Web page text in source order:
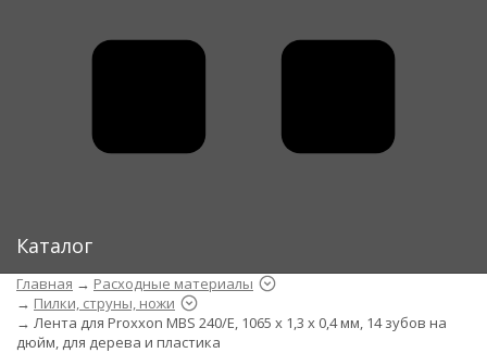
Каталог
Главная → Расходные материалы
→ Пилки, струны, ножи
→ Лента для Proxxon MBS 240/E, 1065 х 1,3 х 0,4 мм, 14 зубов на
дюйм, для дерева и пластика